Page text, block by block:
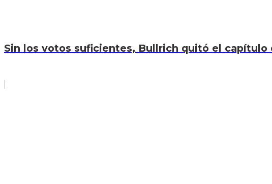
Sin los votos suficientes, Bullrich quitó el capítulo